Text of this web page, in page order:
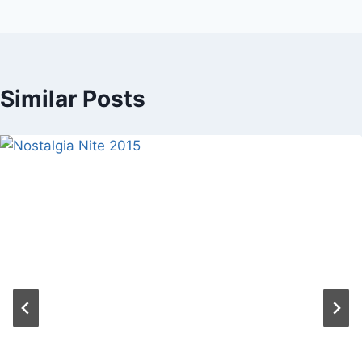
Similar Posts